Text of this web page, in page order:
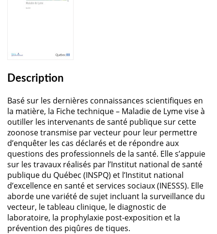
Description
Basé sur les dernières connaissances scientifiques en
la matière, la Fiche technique – Maladie de Lyme vise à
outiller les intervenants de santé publique sur cette
zoonose transmise par vecteur pour leur permettre
d’enquêter les cas déclarés et de répondre aux
questions des professionnels de la santé. Elle s’appuie
sur les travaux réalisés par l’Institut national de santé
publique du Québec (INSPQ) et l’Institut national
d’excellence en santé et services sociaux (INESSS). Elle
aborde une variété de sujet incluant la surveillance du
vecteur, le tableau clinique, le diagnostic de
laboratoire, la prophylaxie post-exposition et la
prévention des piqûres de tiques.